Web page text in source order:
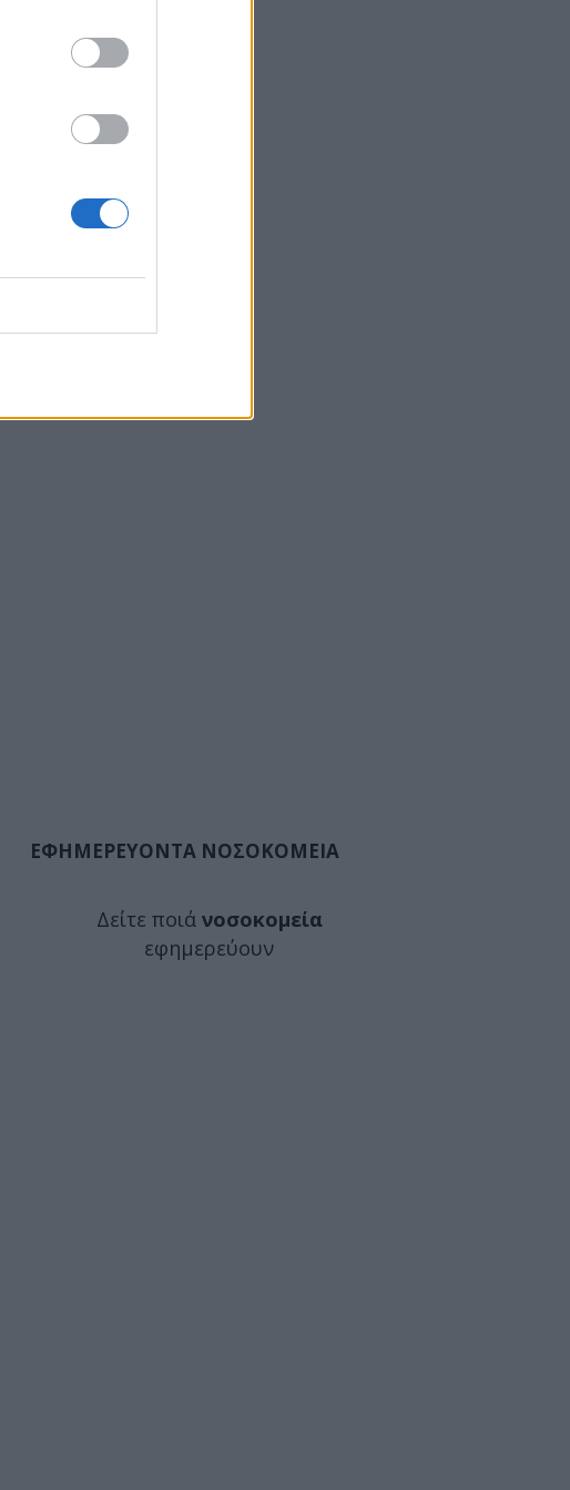
ΕΦΗΜΕΡΕΥΟΝΤΑ ΝΟΣΟΚΟΜΕΙΑ
Δείτε ποιά νοσοκομεία
εφημερεύουν